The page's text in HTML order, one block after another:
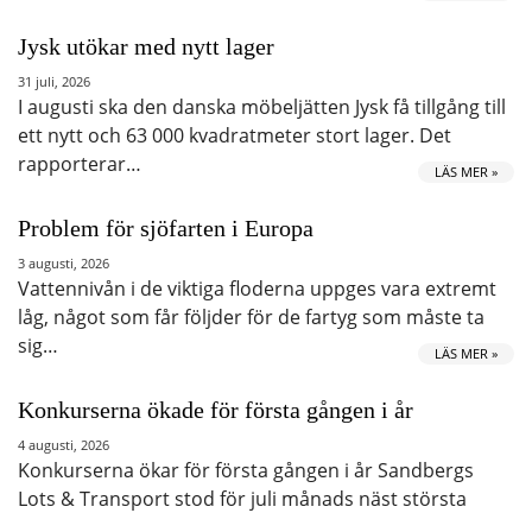
Jysk utökar med nytt lager
31 juli, 2026
I augusti ska den danska möbeljätten Jysk få tillgång till
ett nytt och 63 000 kvadratmeter stort lager. Det
rapporterar…
LÄS MER »
Problem för sjöfarten i Europa
3 augusti, 2026
Vattennivån i de viktiga floderna uppges vara extremt
låg, något som får följder för de fartyg som måste ta
sig…
LÄS MER »
Konkurserna ökade för första gången i år
4 augusti, 2026
Konkurserna ökar för första gången i år Sandbergs
Lots & Transport stod för juli månads näst största